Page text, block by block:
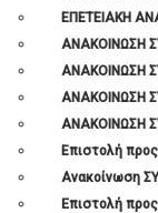
ΕΠΕΤΕΙΑΚΗ
ΑΝΑΚΟΙΝΩΣΗ
ΑΝΑΚΟΙΝΩΣΗ
ΑΝΑΚΟΙΝΩΣΗ
ΑΝΑΚΟΙΝΩΣΗ
Επιστολή
Ανακοίνωση
Eπιστολή